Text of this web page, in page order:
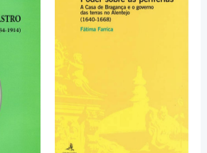
original
era:
atual